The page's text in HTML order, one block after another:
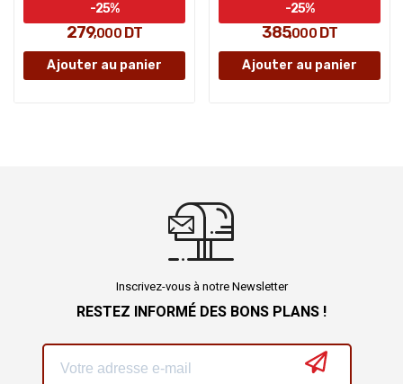
279,000DT
-25%
Ajouter au panier
385,000DT
-25%
Ajouter au panier
Inscrivez-vous à notre Newsletter
RESTEZ INFORMÉ DES BONS PLANS !